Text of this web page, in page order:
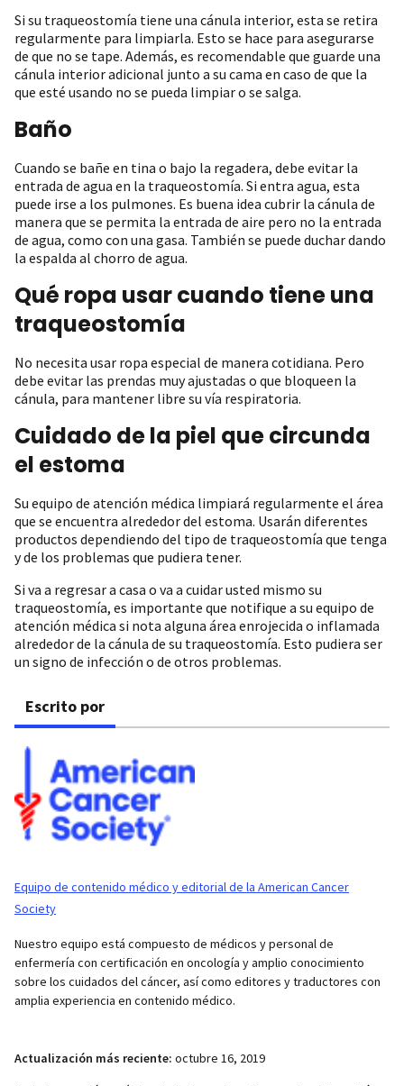
Si su traqueostomía tiene una cánula interior, esta se retira
regularmente para limpiarla. Esto se hace para asegurarse
de que no se tape. Además, es recomendable que guarde una
cánula interior adicional junto a su cama en caso de que la
que esté usando no se pueda limpiar o se salga.
Baño
Cuando se bañe en tina o bajo la regadera, debe evitar la
entrada de agua en la traqueostomía. Si entra agua, esta
puede irse a los pulmones. Es buena idea cubrir la cánula de
manera que se permita la entrada de aire pero no la entrada
de agua, como con una gasa. También se puede duchar dando
la espalda al chorro de agua.
Qué ropa usar cuando tiene una
traqueostomía
No necesita usar ropa especial de manera cotidiana. Pero
debe evitar las prendas muy ajustadas o que bloqueen la
cánula, para mantener libre su vía respiratoria.
Cuidado de la piel que circunda
el estoma
Su equipo de atención médica limpiará regularmente el área
que se encuentra alrededor del estoma. Usarán diferentes
productos dependiendo del tipo de traqueostomía que tenga
y de los problemas que pudiera tener.
Si va a regresar a casa o va a cuidar usted mismo su
traqueostomía, es importante que notifique a su equipo de
atención médica si nota alguna área enrojecida o inflamada
alrededor de la cánula de su traqueostomía. Esto pudiera ser
un signo de infección o de otros problemas.
Escrito por
Equipo de contenido médico y editorial de la American Cancer
Society
Nuestro equipo está compuesto de médicos y personal de
enfermería con certificación en oncología y amplio conocimiento
sobre los cuidados del cáncer, así como editores y traductores con
amplia experiencia en contenido médico.
Actualización más reciente: octubre 16, 2019